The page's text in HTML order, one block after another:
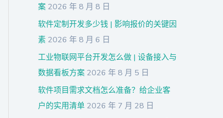
案 2026 年 8 月 8 日
软件定制开发多少钱 | 影响报价的关键因
素 2026 年 8 月 6 日
工业物联网平台开发怎么做 | 设备接入与
数据看板方案 2026 年 8 月 5 日
软件项目需求文档怎么准备？给企业客
户的实用清单 2026 年 7 月 28 日